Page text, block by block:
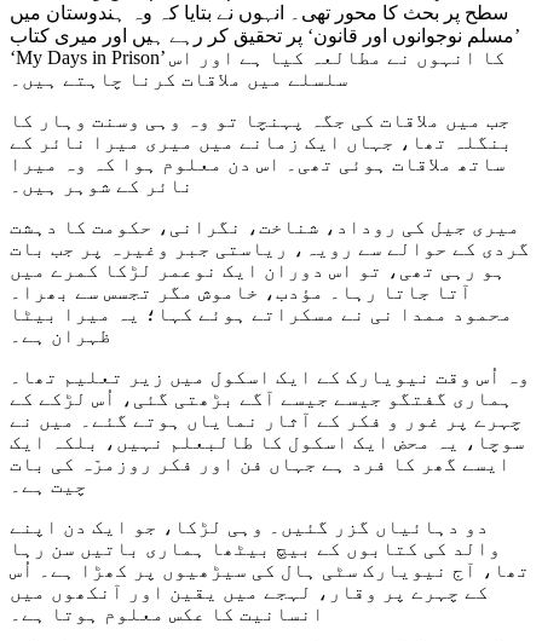
سطح پر بحث کا محور تھی۔ انہوں نے بتایا کہ وہ ہندوستان میں
’مسلم نوجوانوں اور قانون‘ پر تحقیق کر رہے ہیں اور میری کتاب
‘My Days in Prison’ کا انہوں نے مطالعہ کیا ہے اور اس
سلسلے میں ملاقات کرنا چاہتے ہیں۔
جب میں ملاقات کی جگہ پہنچا تو وہ وہی وسنت وہار کا
بنگلہ تھا، جہاں ایک زمانے میں میری میرا نائر کے
ساتھ ملاقات ہوئی تھی۔ اس دن معلوم ہوا کہ وہ میرا
نائر کے شوہر ہیں۔
میری جیل کی روداد، شناخت، نگرانی، حکومت کا دہشت
گردی کے حوالے سے رویہ، ریاستی جبر وغیرہ پر جب بات
ہو رہی تھی، تو اس دوران ایک نوعمر لڑکا کمرے میں
آتا جاتا رہا۔ مؤدب، خاموش مگر تجسس سے بھرا۔
محمود ممدا نی نے مسکراتے ہوئے کہا؛ یہ میرا بیٹا
ظہران ہے۔
وہ اُس وقت نیویارک کے ایک اسکول میں زیر تعلیم تھا۔
ہماری گفتگو جیسے جیسے آگے بڑھتی گئی، اُس لڑکے کے
چہرے پر غور و فکر کے آثار نمایاں ہوتے گئے۔ میں نے
سوچا، یہ محض ایک اسکول کا طالبعلم نہیں، بلکہ ایک
ایسے گھر کا فرد ہے جہاں فن اور فکر روزمرّہ کی بات
چیت ہے۔
دو دہائیاں گزر گئیں۔ وہی لڑکا، جو ایک دن اپنے
والد کی کتابوں کے بیچ بیٹھا ہماری باتیں سن رہا
تھا، آج نیویارک سٹی ہال کی سیڑھیوں پر کھڑا ہے۔ اُس
کے چہرے پر وقار، لہجے میں یقین اور آنکھوں میں
انسانیت کا عکس معلوم ہوتا ہے۔